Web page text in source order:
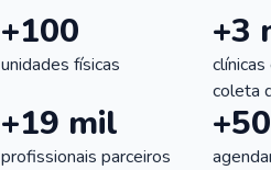
+100
unidades físicas
+3
coleta
+19 mil
profissionais parceiros